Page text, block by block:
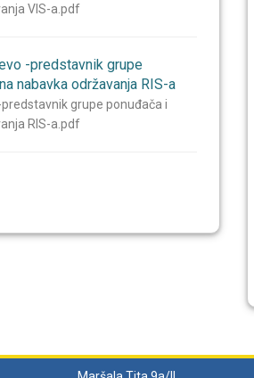
VIS-a.pdf
-predstavnik grupe
nabavka održavanja RIS-a
grupe ponuđača i
RIS-a.pdf